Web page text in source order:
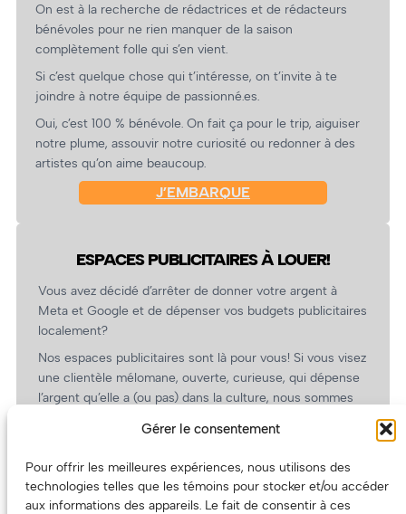
Gérer le consentement
Pour offrir les meilleures expériences, nous utilisons des
technologies telles que les témoins pour stocker et/ou accéder
aux informations des appareils. Le fait de consentir à ces
On est à la recherche de rédactrices et de rédacteurs
bénévoles pour ne rien manquer de la saison
complètement folle qui s’en vient.
Si c’est quelque chose qui t’intéresse, on t’invite à te
joindre à notre équipe de passionné.es.
Oui, c’est 100 % bénévole. On fait ça pour le trip, aiguiser
notre plume, assouvir notre curiosité ou redonner à des
artistes qu’on aime beaucoup.
J’EMBARQUE
ESPACES PUBLICITAIRES À LOUER!
Vous avez décidé d’arrêter de donner votre argent à
Meta et Google et de dépenser vos budgets publicitaires
localement?
Nos espaces publicitaires sont là pour vous! Si vous visez
une clientèle mélomane, ouverte, curieuse, qui dépense
l’argent qu’elle a (ou pas) dans la culture, nous sommes
revient.
(Oui, on va avoir des tarifs spéciaux pour vous, les